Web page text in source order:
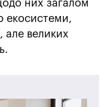
них загалом
екосистеми,
але великих